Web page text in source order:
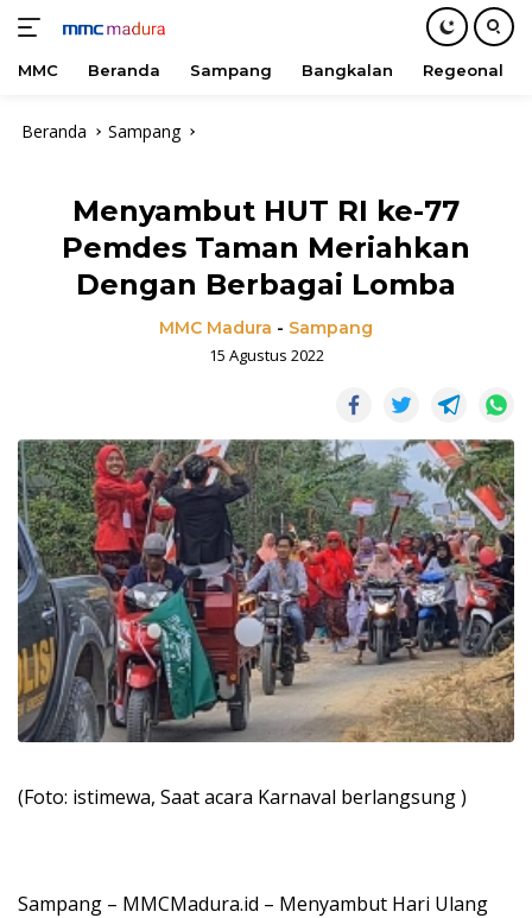
MMC Beranda Sampang Bangkalan Regeonal
Beranda Sampang
Menyambut HUT RI ke-77
Pemdes Taman Meriahkan
Dengan Berbagai Lomba
MMC Madura - Sampang
15 Agustus 2022
(Foto: istimewa, Saat acara Karnaval berlangsung )
Sampang – MMCMadura.id – Menyambut Hari Ulang